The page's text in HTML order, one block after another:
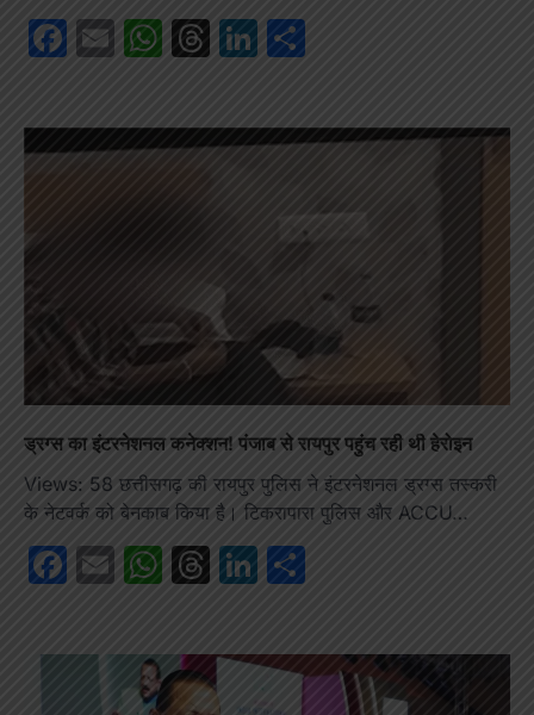
Facebook
EmailWhatsApp
Threads
LinkedIn
ड्रग्स का इंटरनेशनल कनेक्शन! पंजाब से रायपुर पहुंच रही थी हेरोइन
Views: 58 छत्तीसगढ़ की रायपुर पुलिस ने इंटरनेशनल ड्रग्स तस्करी
के नेटवर्क को बेनकाब किया है। टिकरापारा पुलिस और ACCU…
Facebook
EmailWhatsApp
Threads
LinkedIn